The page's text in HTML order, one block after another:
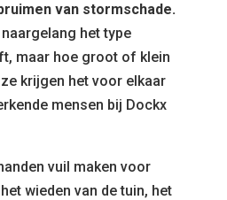
van stormschade.
het type
maar hoe groot of klein
krijgen het voor elkaar
mensen bij Dockx
vuil maken voor
wieden van de tuin, het